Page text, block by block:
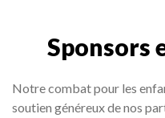
Sponsors
Notre combat pour les
soutien généreux de nos